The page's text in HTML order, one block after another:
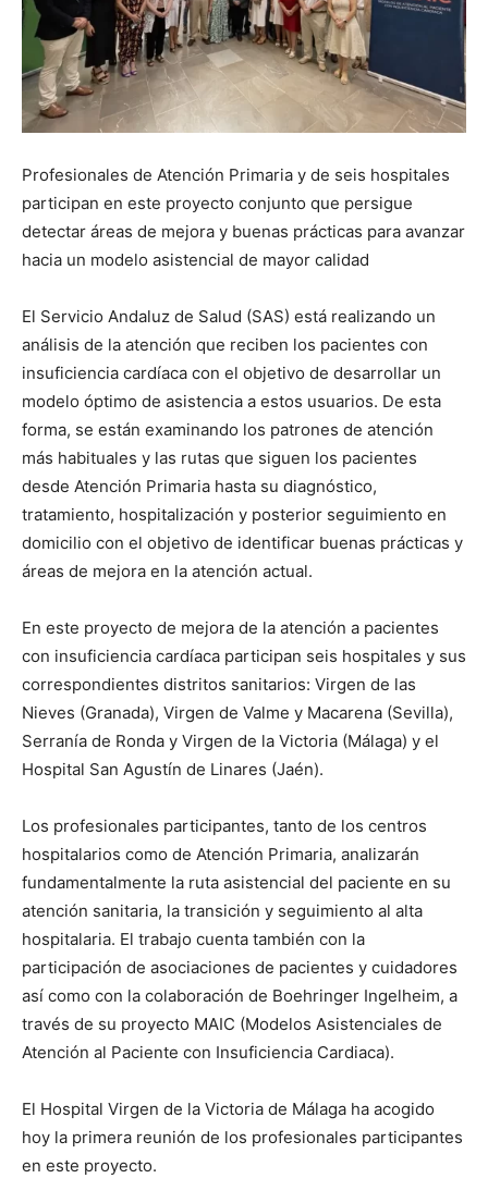
Profesionales de Atención Primaria y de seis hospitales
participan en este proyecto conjunto que persigue
detectar áreas de mejora y buenas prácticas para avanzar
hacia un modelo asistencial de mayor calidad
El Servicio Andaluz de Salud (SAS) está realizando un
análisis de la atención que reciben los pacientes con
insuficiencia cardíaca con el objetivo de desarrollar un
modelo óptimo de asistencia a estos usuarios. De esta
forma, se están examinando los patrones de atención
más habituales y las rutas que siguen los pacientes
desde Atención Primaria hasta su diagnóstico,
tratamiento, hospitalización y posterior seguimiento en
domicilio con el objetivo de identificar buenas prácticas y
áreas de mejora en la atención actual.
En este proyecto de mejora de la atención a pacientes
con insuficiencia cardíaca participan seis hospitales y sus
correspondientes distritos sanitarios: Virgen de las
Nieves (Granada), Virgen de Valme y Macarena (Sevilla),
Serranía de Ronda y Virgen de la Victoria (Málaga) y el
Hospital San Agustín de Linares (Jaén).
Los profesionales participantes, tanto de los centros
hospitalarios como de Atención Primaria, analizarán
fundamentalmente la ruta asistencial del paciente en su
atención sanitaria, la transición y seguimiento al alta
hospitalaria. El trabajo cuenta también con la
participación de asociaciones de pacientes y cuidadores
así como con la colaboración de Boehringer Ingelheim, a
través de su proyecto MAIC (Modelos Asistenciales de
Atención al Paciente con Insuficiencia Cardiaca).
El Hospital Virgen de la Victoria de Málaga ha acogido
hoy la primera reunión de los profesionales participantes
en este proyecto.